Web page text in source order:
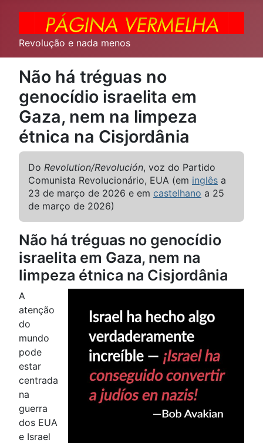
Revolução e nada menos
Não há tréguas no
genocídio israelita em
Gaza, nem na limpeza
étnica na Cisjordânia
Do Revolution/Revolución, voz do Partido
Comunista Revolucionário, EUA (em inglês a
23 de março de 2026 e em castelhano a 25
de março de 2026)
Não há tréguas no genocídio
israelita em Gaza, nem na
limpeza étnica na Cisjordânia
A
atenção
do
mundo
pode
estar
centrada
na
guerra
dos EUA
e Israel